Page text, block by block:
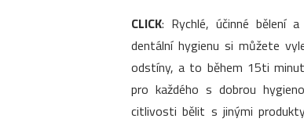
CLICK: Rychlé, účinné bělení
dentální hygienu si můžete
odstíny, a to během 15ti
pro každého s dobrou
citlivosti bělit s jinými